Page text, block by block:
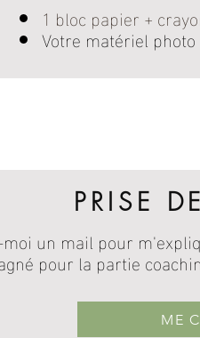
1 bloc papier +
Votre matériel photo
PRISE
moi un mail pour
pour la partie
ME